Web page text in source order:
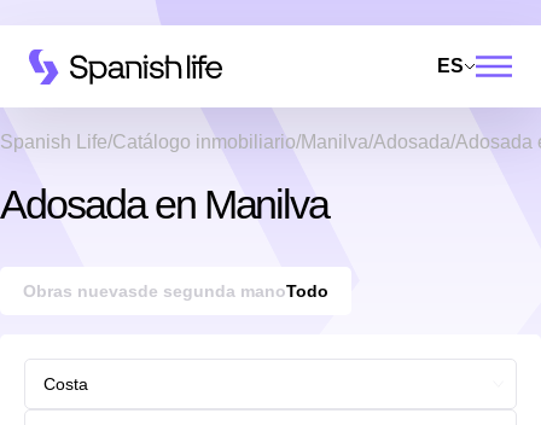
ES
Spanish Life Catálogo inmobiliario Manilva Adosada Adosada
Adosada en Manilva
Obras nuevasde segunda manoTodo